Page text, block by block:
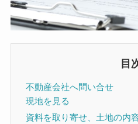
目
不動産会社へ問い合せ
現地を見る
資料を取り寄せ、土地の内